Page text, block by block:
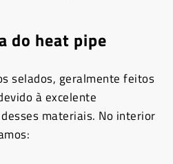
do heat pipe
selados, geralmente feitos
à excelente
materiais. No interior